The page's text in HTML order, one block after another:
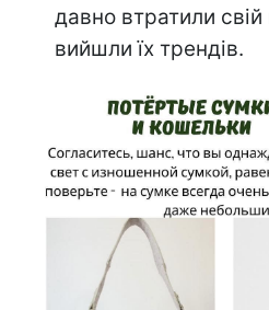
давно втратили свій
вийшли їх трендів.